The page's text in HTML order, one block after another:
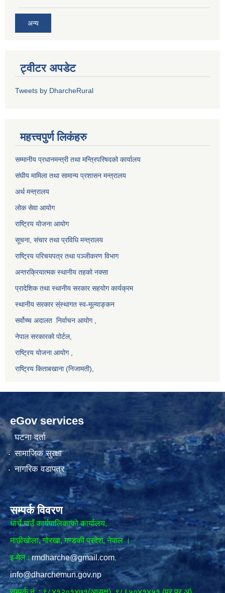
अन्य
ट्वीटर अपडेट
Tweets by DharcheRural
महत्त्वपुर्ण लिकंहरु
सम्मानीय प्रधानमन्त्री तथा मन्त्रिपरिषदको कार्यालय
संघीय मामिला तथा सामान्य प्रशासन मन्त्रालय
अर्थ मन्त्रालय
लोक सेवा आयोग
राष्ट्रिय योजना आयोग
सूचना, संचार तथा प्रविधि मन्त्रालय
राष्ट्रिय परिचयपत्र तथा पञ्जीकरण विभाग
अन्तरक्रियात्मक स्थानीय तहको नक्सा
प्रादेशिक तथा स्थानीय सरकार सहयोग कार्यक्रम
स्थानीय सरकार स्ंस्थागत स्व-मूल्याङ्कन
सर्वोच्च अदालत निर्वाचन आयोग,
नेपाल सरकारको पोर्टल,
राष्ट्रिय योजना आयोग,
राष्ट्रिय किताबखाना (निजामती)
eGov services
घटना दर्ता
सामाजिक सुरक्षा
नागरिक वडापत्र
सम्पर्क विवरण
धार्चे गाउँ कार्यपालिकाको कार्यालय,
माछीखोला, गोरखा, गण्डकी प्रदेश, नेपाल ।
इ-मेल : rmdharche@gmail.com,
info@dharchemun.gov.np